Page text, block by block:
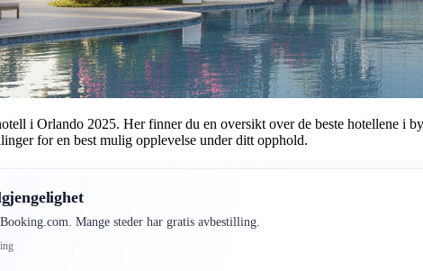
i Orlando 2025. Her finner du en oversikt over de beste hotellene i
for en best mulig opplevelse under ditt opphold.
Mange steder har gratis avbestilling.